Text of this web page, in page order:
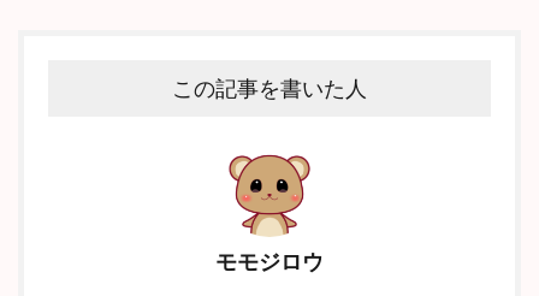
この記事を書いた人
モモジロウ